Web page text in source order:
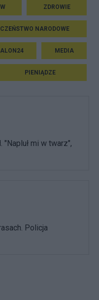
ZDROWIE
NARODOWE
MEDIA
PIENIĄDZE
mi w twarz",
Policja